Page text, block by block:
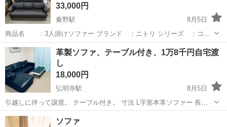
33,000円
秦野駅
8月5日
商品名 ：3人掛けソファー ブランド ：ニトリ シリーズ ：コウ
テイ 色：ブラック ▼外形寸法 幅 ：約 172.5 cm 奥行：約 80.0 cm
高さ：約 93.5 cm 商品お問い合わせ番...
神奈川 秦野市 秦野駅 貸し出し
革製ソファ、テーブル付き、1万8千円自宅渡
し
18,000円
弘明寺駅
8月5日
引越しに伴って譲渡。 テーブル付き。 寸法 L字形本革ソファー 長さ
250センチ、幅90センチ、高さ35センチ。 二つから構成されてる。
1，160✖️90センチ、高さ55(肘掛け)35センチ 2、...
神奈川 横浜市
ソファ